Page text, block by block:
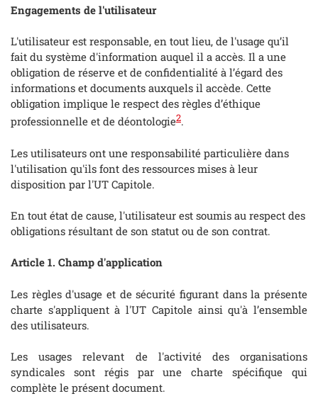
Engagements de l'utilisateur
L'utilisateur est responsable, en tout lieu, de l'usage qu’il
fait du système d'information auquel il a accès. Il a une
obligation de réserve et de confidentialité à l’égard des
informations et documents auxquels il accède. Cette
obligation implique le respect des règles d’éthique
professionnelle et de déontologie2.
Les utilisateurs ont une responsabilité particulière dans
l'utilisation qu'ils font des ressources mises à leur
disposition par l'UT Capitole.
En tout état de cause, l'utilisateur est soumis au respect des
obligations résultant de son statut ou de son contrat.
Article 1. Champ d'application
Les règles d'usage et de sécurité figurant dans la présente
charte s'appliquent à l'UT Capitole ainsi qu'à l’ensemble
des utilisateurs.
Les usages relevant de l'activité des organisations
syndicales sont régis par une charte spécifique qui
complète le présent document.